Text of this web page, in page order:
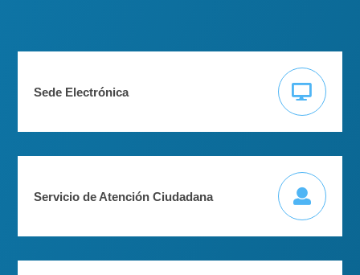
Sede Electrónica
Servicio de Atención Ciudadana